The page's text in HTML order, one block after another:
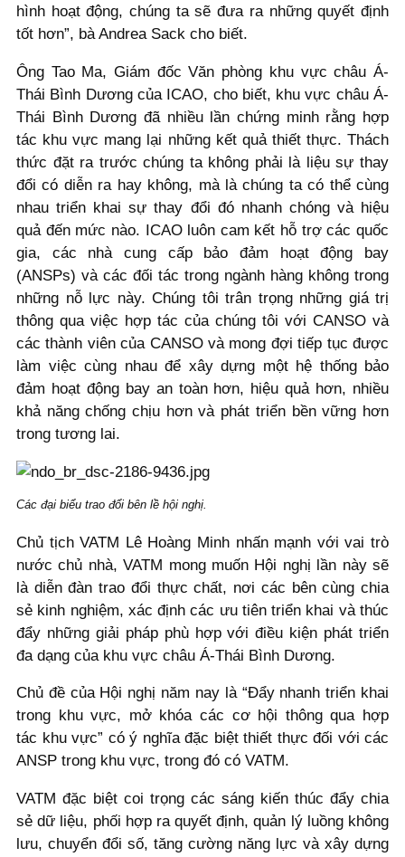
hình hoạt động, chúng ta sẽ đưa ra những quyết định
tốt hơn”, bà Andrea Sack cho biết.
Ông Tao Ma, Giám đốc Văn phòng khu vực châu Á-
Thái Bình Dương của ICAO, cho biết, khu vực châu Á-
Thái Bình Dương đã nhiều lần chứng minh rằng hợp
tác khu vực mang lại những kết quả thiết thực. Thách
thức đặt ra trước chúng ta không phải là liệu sự thay
đổi có diễn ra hay không, mà là chúng ta có thể cùng
nhau triển khai sự thay đổi đó nhanh chóng và hiệu
quả đến mức nào. ICAO luôn cam kết hỗ trợ các quốc
gia, các nhà cung cấp bảo đảm hoạt động bay
(ANSPs) và các đối tác trong ngành hàng không trong
những nỗ lực này. Chúng tôi trân trọng những giá trị
thông qua việc hợp tác của chúng tôi với CANSO và
các thành viên của CANSO và mong đợi tiếp tục được
làm việc cùng nhau để xây dựng một hệ thống bảo
đảm hoạt động bay an toàn hơn, hiệu quả hơn, nhiều
khả năng chống chịu hơn và phát triển bền vững hơn
trong tương lai.
Các đại biểu trao đổi bên lề hội nghị.
Chủ tịch VATM Lê Hoàng Minh nhấn mạnh với vai trò
nước chủ nhà, VATM mong muốn Hội nghị lần này sẽ
là diễn đàn trao đổi thực chất, nơi các bên cùng chia
sẻ kinh nghiệm, xác định các ưu tiên triển khai và thúc
đẩy những giải pháp phù hợp với điều kiện phát triển
đa dạng của khu vực châu Á-Thái Bình Dương.
Chủ đề của Hội nghị năm nay là “Đẩy nhanh triển khai
trong khu vực, mở khóa các cơ hội thông qua hợp
tác khu vực” có ý nghĩa đặc biệt thiết thực đối với các
ANSP trong khu vực, trong đó có VATM.
VATM đặc biệt coi trọng các sáng kiến thúc đẩy chia
sẻ dữ liệu, phối hợp ra quyết định, quản lý luồng không
lưu, chuyển đổi số, tăng cường năng lực và xây dựng